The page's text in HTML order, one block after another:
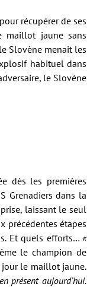
récupérer de ses
maillot jaune sans
Slovène menait les
habituel dans
le Slovène
dès les premières
Grenadiers dans la
laissant le seul
précédentes étapes
Et quels efforts… «
le champion de
jour le maillot jaune.
présent aujourd’hui.